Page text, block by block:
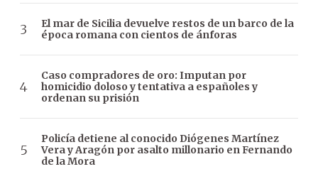
El mar de Sicilia devuelve restos de un barco de la
época romana con cientos de ánforas
Caso compradores de oro: Imputan por
homicidio doloso y tentativa a españoles y
ordenan su prisión
Policía detiene al conocido Diógenes Martínez
Vera y Aragón por asalto millonario en Fernando
de la Mora